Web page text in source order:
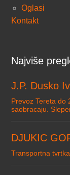
Oglasi
Kontakt
Najviše
J.P. Dusko
Prevoz Tereta do
saobracaju.
DJUKIC
Transportna